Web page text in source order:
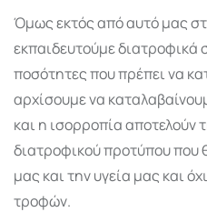
Όμως εκτός από αυτό μας
εκπαιδευτούμε διατροφικά
ποσότητες που πρέπει να
αρχίσουμε να
και η ισορροπία αποτελούν
διατροφικού προτύπου που
μας και την υγεία μας και
τροφών.